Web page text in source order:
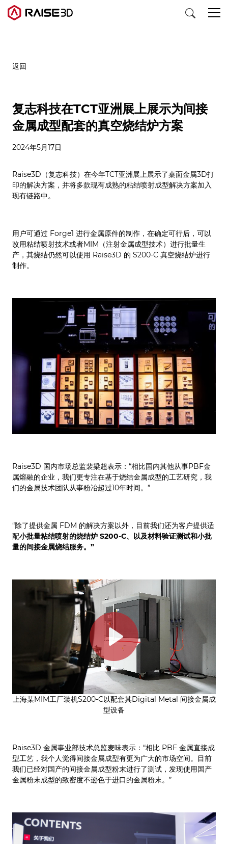
3D打印机
材料
行业应用
发现
返回
复志科技在TCT亚洲展上展示为间接
金属成型配套的真空烧结炉方案
2024年5月17日
Raise3D（复志科技）在今年TCT亚洲展上展示了桌面金属3D打
印的解决方案，并将多款现有成熟的粘结喷射成型解决方案加入
现有链路中。
用户可通过 Forge1 进行金属原件的制作，在确定可行后，可以
改用粘结喷射技术或者MIM（注射金属成型技术）进行批量生
产，其烧结仍然可以使用 Raise3D 的 S200-C 真空烧结炉进行
制作。
Raise3D 国内市场总监裴梁超表示：“相比国内其他从事PBF金
属熔融的企业，我们更专注在基于烧结金属成型的工艺研究，我
们的金属技术团队从事粉冶超过10年时间。”
“除了提供金属 FDM 的解决方案以外，目前我们还为客户提供适
配小批量粘结喷射的烧结炉 S200-C、以及材料验证测试和小批
量的间接金属烧结服务。”
Play
上海某MIM工厂装机S200-C以配套其Digital Metal 间接金属成
型设备
Raise3D 金属事业部技术总监麦味表示：“相比 PBF 金属直接成
型工艺，我个人觉得间接金属成型有更为广大的市场空间。目前
我们已经对国产的间接金属成型粉末进行了测试，发现使用国产
金属粉末成型的致密度不逊色于进口的金属粉末。”